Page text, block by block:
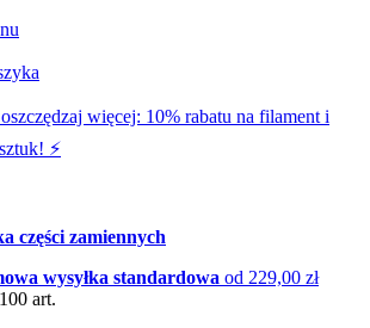
więcej: 10% rabatu na filament i
⚡️
części zamiennych
wysyłka standardowa od 229,00 zł
art.